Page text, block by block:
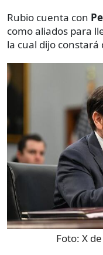
Rubio cuenta con
como aliados para
la cual dijo constará
Foto: X